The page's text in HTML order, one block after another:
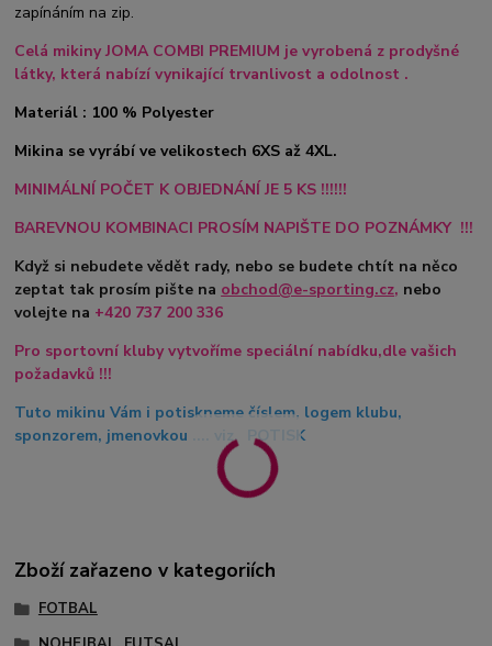
zapínáním na zip.
Celá mikiny JOMA COMBI PREMIUM je vyrobená z prodyšné
látky, která nabízí vynikající trvanlivost a odolnost .
Materiál : 100 % Polyester
Mikina se vyrábí ve velikostech 6XS až 4XL.
MINIMÁLNÍ POČET K OBJEDNÁNÍ JE 5 KS !!!!!!
BAREVNOU KOMBINACI PROSÍM NAPIŠTE DO POZNÁMKY !!!
Když si nebudete vědět rady, nebo se budete chtít na něco
zeptat tak prosím pište na obchod@e-sporting.cz, nebo
volejte na +420 737 200 336
Pro sportovní kluby vytvoříme speciální nabídku,dle vašich
požadavků !!!
Tuto mikinu Vám i potiskneme číslem, logem klubu,
sponzorem, jmenovkou .... viz. POTISK
Zboží zařazeno v kategoriích
FOTBAL